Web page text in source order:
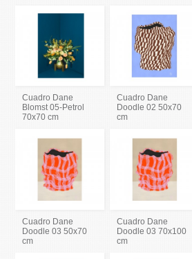
Cuadro Dane
Blomst 05-Petrol
70x70 cm
Cuadro Dane
Doodle 02 50x70
cm
Cuadro Dane
Doodle 03 50x70
cm
Cuadro Dane
Doodle 03 70x100
cm